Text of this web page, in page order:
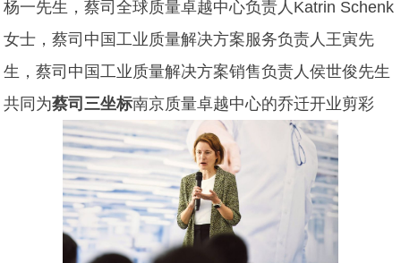
杨一先生，蔡司全球质量卓越中心负责人Katrin Schenk
女士，蔡司中国工业质量解决方案服务负责人王寅先
生，蔡司中国工业质量解决方案销售负责人侯世俊先生
共同为蔡司三坐标南京质量卓越中心的乔迁开业剪彩